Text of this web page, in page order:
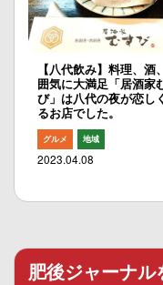
【八代飲み】料理、酒
囲気に大満足「居酒家
び」は八代の夜が恋し
るお店でした。
グルメ 地域
2023.04.08
肥後ジャーナ